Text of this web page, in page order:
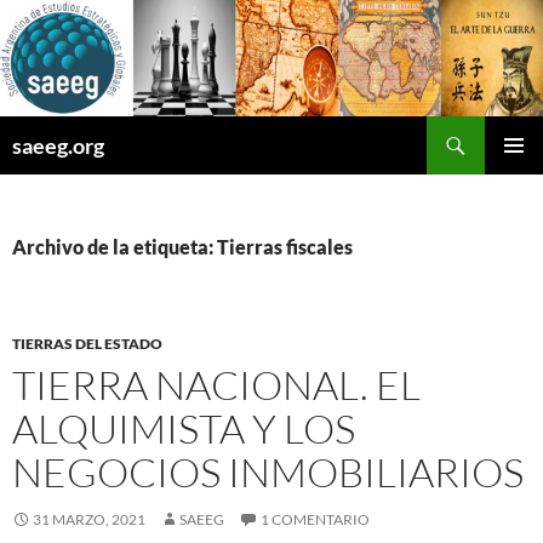
Saltar
al
contenido
saeeg.org
Archivo de la etiqueta: Tierras fiscales
TIERRAS DEL ESTADO
TIERRA NACIONAL. EL
ALQUIMISTA Y LOS
NEGOCIOS INMOBILIARIOS
31 MARZO, 2021 SAEEG 1 COMENTARIO